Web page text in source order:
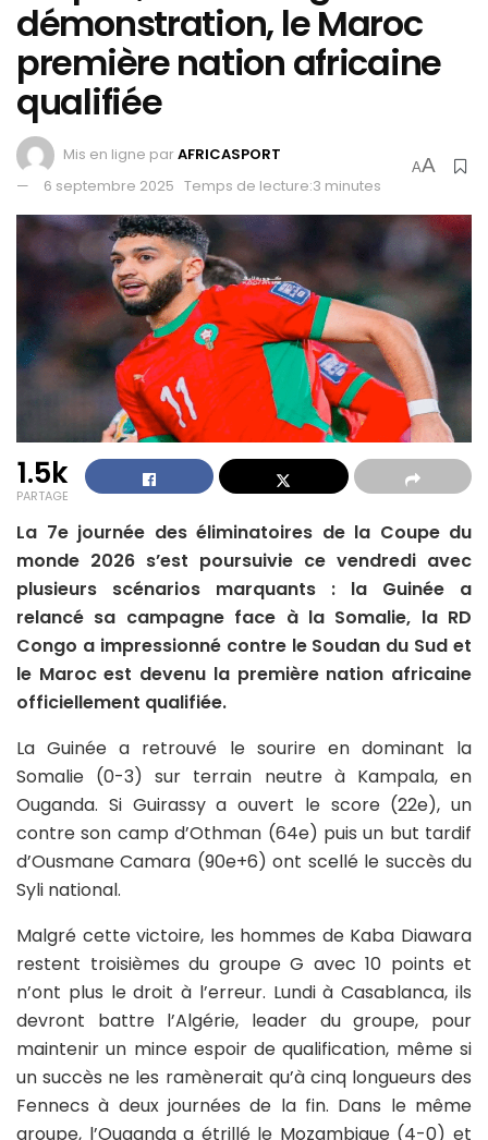
démonstration, le Maroc
première nation africaine
qualifiée
Mis en ligne parAFRICASPORT
6 septembre 2025 Temps de lecture:3 minutes
AA
1.5k
PARTAGE
La 7e journée des éliminatoires de la Coupe du
monde 2026 s’est poursuivie ce vendredi avec
plusieurs scénarios marquants : la Guinée a
relancé sa campagne face à la Somalie, la RD
Congo a impressionné contre le Soudan du Sud et
le Maroc est devenu la première nation africaine
officiellement qualifiée.
La Guinée a retrouvé le sourire en dominant la
Somalie (0-3) sur terrain neutre à Kampala, en
Ouganda. Si Guirassy a ouvert le score (22e), un
contre son camp d’Othman (64e) puis un but tardif
d’Ousmane Camara (90e+6) ont scellé le succès du
Syli national.
Malgré cette victoire, les hommes de Kaba Diawara
restent troisièmes du groupe G avec 10 points et
n’ont plus le droit à l’erreur. Lundi à Casablanca, ils
devront battre l’Algérie, leader du groupe, pour
maintenir un mince espoir de qualification, même si
un succès ne les ramènerait qu’à cinq longueurs des
Fennecs à deux journées de la fin. Dans le même
groupe, l’Ouganda a étrillé le Mozambique (4-0) et